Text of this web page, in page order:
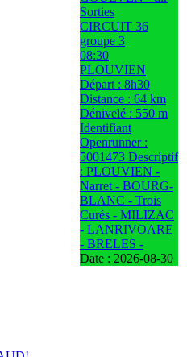
Sorties
CIRCUIT 36
groupe 3
08:30
PLOUVIEN
Départ : 8h30
Distance : 64 km
Dénivelé : 550 m
Identifiant
Openrunner :
5001473 Descriptif
: PLOUVIEN -
Narret - BOURG-
BLANC - Trois
Curés - MILIZAC
- LANRIVOARE
- BRELES -
Date : 2026-08-30